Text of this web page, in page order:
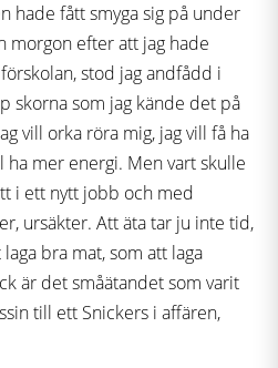
hade fått smyga sig på under
morgon efter att jag hade
stod jag andfådd i
skorna som jag kände det på
vill orka röra mig, jag vill få ha
ha mer energi. Men vart skulle
i ett nytt jobb och med
ursäkter. Att äta tar ju inte tid,
bra mat, som att laga
är det småätandet som varit
till ett Snickers i affären,